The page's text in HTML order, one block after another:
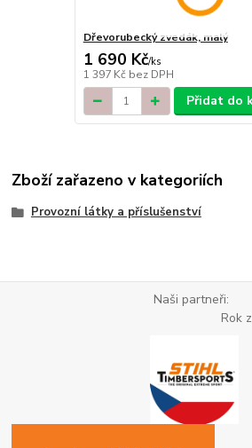
Dřevorubecký zvedák, malý
1 690 Kč/ks
1 397 Kč bez DPH
Přidat do
Zboží zařazeno v kategoriích
Provozní látky a příslušenství
Naši
Rok záruky